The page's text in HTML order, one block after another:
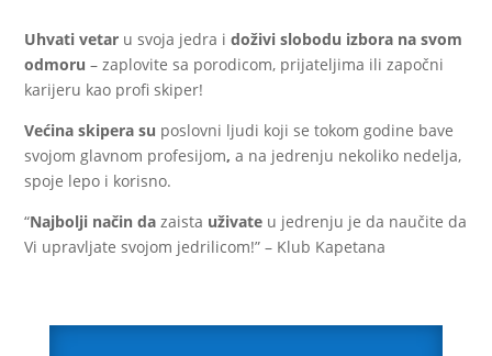
Uhvati vetar u svoja jedra i doživi slobodu izbora na svom
odmoru – zaplovite sa porodicom, prijateljima ili započni
karijeru kao profi skiper!
Većina skipera su poslovni ljudi koji se tokom godine bave
svojom glavnom profesijom,a na jedrenju nekoliko nedelja,
spoje lepo i korisno.
“Najbolji način da zaista uživate u jedrenju je da naučite da
Vi upravljate svojom jedrilicom!” – Klub Kapetana